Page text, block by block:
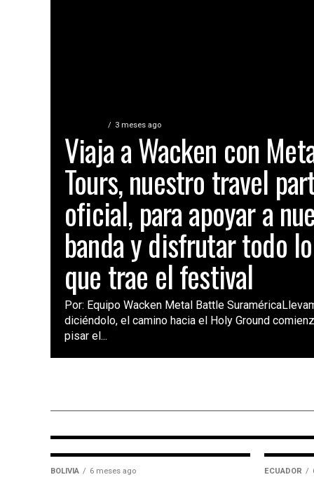
3 meses ago
Viaja a Wacken con
Tours, nuestro travel
oficial, para apoyar a
banda y disfrutar todo
que trae el festival
Por: Equipo Wacken Metal Battle
diciéndolo, el camino hacia el Holy Ground
pisar el...
Ecuador, Perú y Chile
BOLIVIA 6 meses ago ECUADOR